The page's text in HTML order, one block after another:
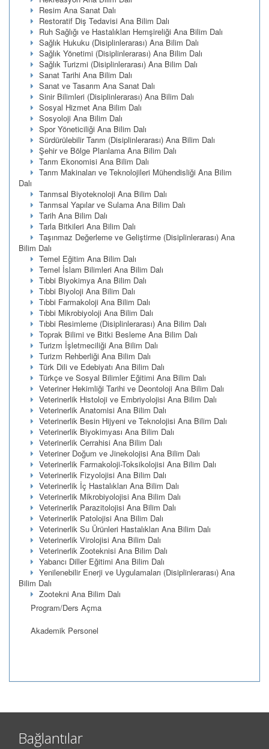
Resim Ana Sanat Dalı
Restoratif Diş Tedavisi Ana Bilim Dalı
Ruh Sağlığı ve Hastalıkları Hemşireliği Ana Bilim Dalı
Sağlık Hukuku (Disiplinlerarası) Ana Bilim Dalı
Sağlık Yönetimi (Disiplinlerarası) Ana Bilim Dalı
Sağlık Turizmi (Disiplinlerarası) Ana Bilim Dalı
Sanat Tarihi Ana Bilim Dalı
Sanat ve Tasarım Ana Sanat Dalı
Sinir Bilimleri (Disiplinlerarası) Ana Bilim Dalı
Sosyal Hizmet Ana Bilim Dalı
Sosyoloji Ana Bilim Dalı
Spor Yöneticiliği Ana Bilim Dalı
Sürdürülebilir Tarım (Disiplinlerarası) Ana Bilim Dalı
Şehir ve Bölge Planlama Ana Bilim Dalı
Tarım Ekonomisi Ana Bilim Dalı
Tarım Makinaları ve Teknolojileri Mühendisliği Ana Bilim
Dalı
Tarımsal Biyoteknoloji Ana Bilim Dalı
Tarımsal Yapılar ve Sulama Ana Bilim Dalı
Tarih Ana Bilim Dalı
Tarla Bitkileri Ana Bilim Dalı
Taşınmaz Değerleme ve Geliştirme (Disiplinlerarası) Ana
Bilim Dalı
Temel Eğitim Ana Bilim Dalı
Temel İslam Bilimleri Ana Bilim Dalı
Tıbbi Biyokimya Ana Bilim Dalı
Tıbbi Biyoloji Ana Bilim Dalı
Tıbbi Farmakoloji Ana Bilim Dalı
Tıbbi Mikrobiyoloji Ana Bilim Dalı
Tıbbi Resimleme (Disiplinlerarası) Ana Bilim Dalı
Toprak Bilimi ve Bitki Besleme Ana Bilim Dalı
Turizm İşletmeciliği Ana Bilim Dalı
Turizm Rehberliği Ana Bilim Dalı
Türk Dili ve Edebiyatı Ana Bilim Dalı
Türkçe ve Sosyal Bilimler Eğitimi Ana Bilim Dalı
Veteriner Hekimliği Tarihi ve Deontoloji Ana Bilim Dalı
Veterinerlik Histoloji ve Embriyolojisi Ana Bilim Dalı
Veterinerlik Anatomisi Ana Bilim Dalı
Veterinerlik Besin Hijyeni ve Teknolojisi Ana Bilim Dalı
Veterinerlik Biyokimyası Ana Bilim Dalı
Veterinerlik Cerrahisi Ana Bilim Dalı
Veteriner Doğum ve Jinekolojisi Ana Bilim Dalı
Veterinerlik Farmakoloji-Toksikolojisi Ana Bilim Dalı
Veterinerlik Fizyolojisi Ana Bilim Dalı
Veterinerlik İç Hastalıkları Ana Bilim Dalı
Veterinerlik Mikrobiyolojisi Ana Bilim Dalı
Veterinerlik Parazitolojisi Ana Bilim Dalı
Veterinerlik Patolojisi Ana Bilim Dalı
Veterinerlik Su Ürünleri Hastalıkları Ana Bilim Dalı
Veterinerlik Virolojisi Ana Bilim Dalı
Veterinerlik Zooteknisi Ana Bilim Dalı
Yabancı Diller Eğitimi Ana Bilim Dalı
Yenilenebilir Enerji ve Uygulamaları (Disiplinlerarası) Ana
Bilim Dalı
Zootekni Ana Bilim Dalı
Program/Ders Açma
Akademik Personel
Bağlantılar